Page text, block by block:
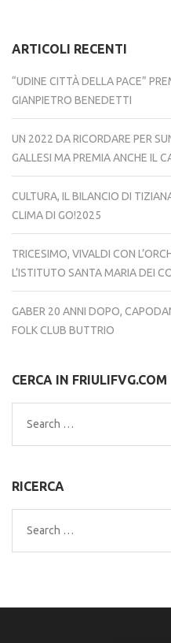
ARTICOLI RECENTI
“UDINE CITTÀ DELLA PACE”
GIANPIETRO BENEDETTI
UN 2022 DA RICORDARE PER
GALLESI MA PREMIA ANCHE IL
CULTURA, IL BILANCIO DI
CLIMA DI GO!2025
TRICESIMO, VIVALDI CON
L’ISTITUTO SANTA MARIA DEI
GABER 20 ANNI DOPO,
FOLK CLUB BUTTRIO
CERCA IN FRIULIFVG.COM
Search
for:
RICERCA
Search
for: